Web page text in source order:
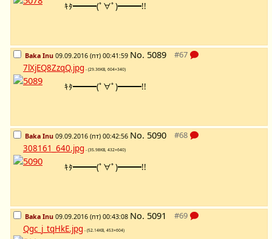
ｷﾀ━━━(ﾟ∀ﾟ)━━━!!
Baka Inu 09.09.2016 (пт) 00:41:59 No. 5089
7lXjEQ8ZzqQ.jpg - (29.36KB, 604×340)
ｷﾀ━━━(ﾟ∀ﾟ)━━━!!
Baka Inu 09.09.2016 (пт) 00:42:56 No. 5090
308161_640.jpg - (35.98KB, 432×640)
ｷﾀ━━━(ﾟ∀ﾟ)━━━!!
Baka Inu 09.09.2016 (пт) 00:43:08 No. 5091
Qgc_j_tqHkE.jpg - (52.14KB, 453×604)